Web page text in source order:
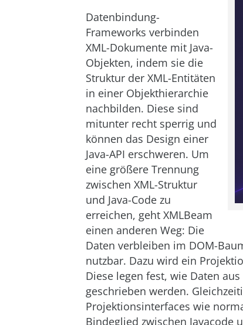
Datenbindung-
Frameworks verbinden
XML-Dokumente mit Java-
Objekten, indem sie die
Struktur der XML-Entitäten
in einer Objekthierarchie
nachbilden. Diese sind
mitunter recht sperrig und
können das Design einer
Java-API erschweren. Um
eine größere Trennung
zwischen XML-Struktur
und Java-Code zu
erreichen, geht XMLBeam
einen anderen Weg: Die
Daten verbleiben im DOM-
nutzbar. Dazu wird ein
Diese legen fest, wie Daten
geschrieben werden.
Projektionsinterfaces wie
Bindeglied zwischen Javacode